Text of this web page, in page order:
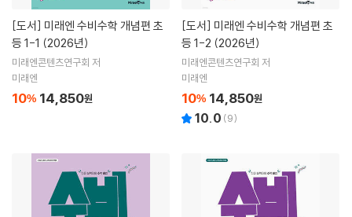
[도서]
등 1-1 (2026년)
미래엔콘텐츠연구회 저
미래엔
10% 14,850원
[도서]
등 1-2 (2026년)
미래엔콘텐츠연구회 저
미래엔
10% 14,850원
10.0 (9)